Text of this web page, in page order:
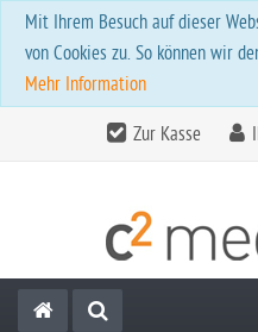
Mit Ihrem Besuch auf dieser
von Cookies zu. So können wir
Mehr Information
Zur Kasse